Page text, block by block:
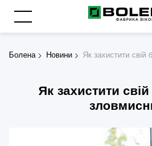
Болена Новини Як захистити свій
Як захистити